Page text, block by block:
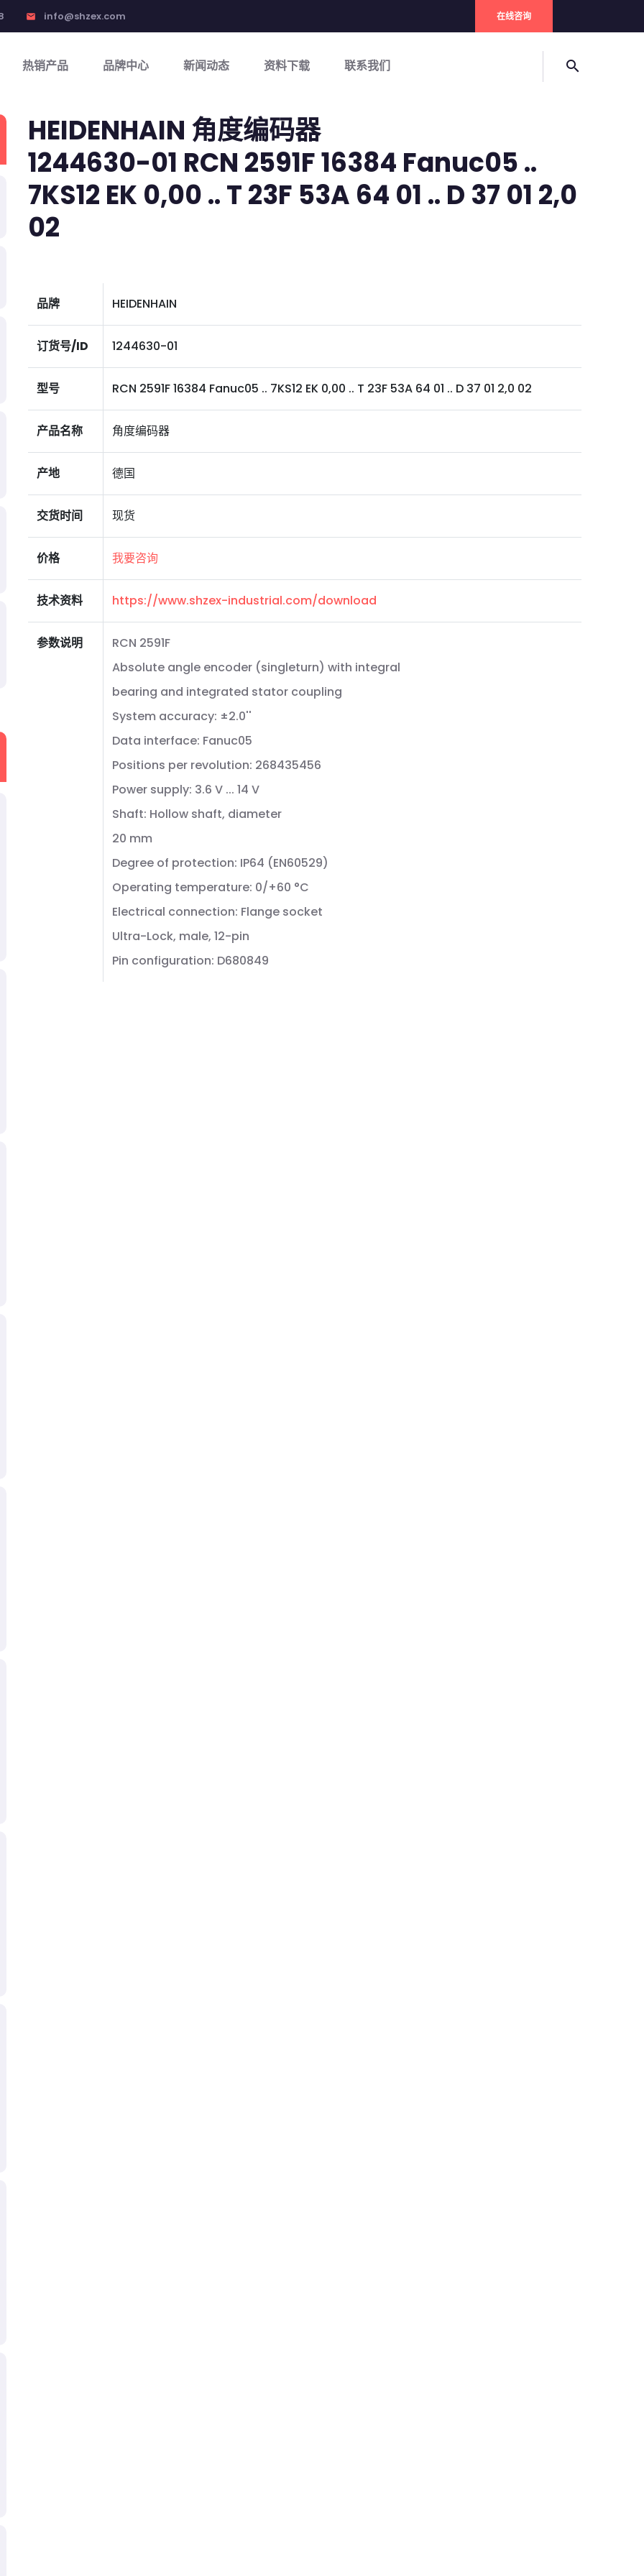
email info@shzex.com 在线咨询
热销产品 品牌中心 新闻动态 资料下载 联系我们 search
HEIDENHAIN 角度编码器
1244630-01 RCN 2591F 16384 Fanuc05 ..
7KS12 EK 0,00 .. T 23F 53A 64 01 .. D 37 01 2,0
02
品牌 HEIDENHAIN
订货号/ID 1244630-01
型号 RCN 2591F 16384 Fanuc05 .. 7KS12 EK 0,00 .. T 23F 53A 64 01 .. D 37 01 2,0 02
产品名称 角度编码器
产地 德国
交货时间 现货
价格 我要咨询
技术资料 https://www.shzex-industrial.com/download
参数说明
RCN 2591F
Absolute angle encoder (singleturn) with integral
bearing and integrated stator coupling
System accuracy: ±2.0''
Data interface: Fanuc05
Positions per revolution: 268435456
Power supply: 3.6 V ... 14 V
Shaft: Hollow shaft, diameter
20 mm
Degree of protection: IP64 (EN60529)
Operating temperature: 0/+60 °C
Electrical connection: Flange socket
Ultra-Lock, male, 12-pin
Pin configuration: D680849